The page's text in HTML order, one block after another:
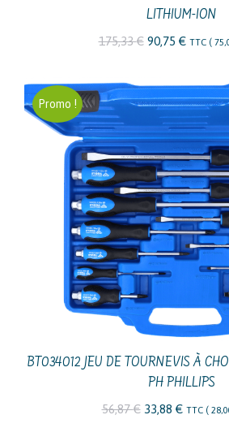
LITHIUM-ION
175,33€ Le
initial
était :
175,33 €.
90,75 €Le
actuel
est :
90,75 €.
TTC (
Promo !
BT034012 JEU DE TOURNEVIS À
PH PHILLIPS
56,87€ Le
33,88 €Le
TTC (